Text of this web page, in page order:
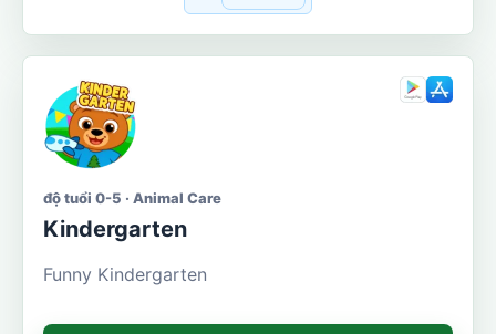
độ tuổi 0-5 · Animal Care
Kindergarten
Funny Kindergarten